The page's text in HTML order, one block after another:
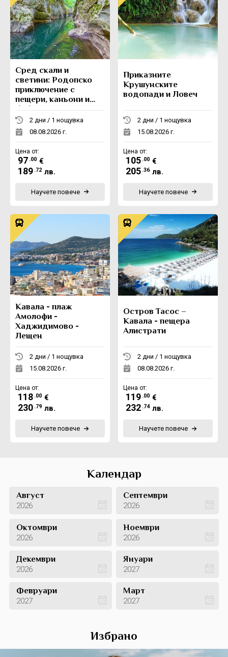
Сред скали и
светини: Родопско
приключение с
пещери, каньони и
боб
2 дни / 1 нощувка
08.08.2026 г.
Цена от:
97 .00 €
189 .72 лв.
Научете повече
Приказните
Крушунските
водопади и Ловеч
2 дни / 1 нощувка
15.08.2026 г.
Цена от:
105 .00 €
205 .36 лв.
Научете повече
Кавала - плаж
Амолофи -
Хаджидимово -
Лещен
2 дни / 1 нощувка
15.08.2026 г.
Цена от:
118 .00 €
230 .79 лв.
Научете повече
Остров Тасос –
Кавала - пещера
Алистрати
2 дни / 1 нощувка
08.08.2026 г.
Цена от:
119 .00 €
232 .74 лв.
Научете повече
Календар
Август
2026
Септември
2026
Октомври
2026
Ноември
2026
Декември
2026
Януари
2027
Февруари
2027
Март
2027
Избрано